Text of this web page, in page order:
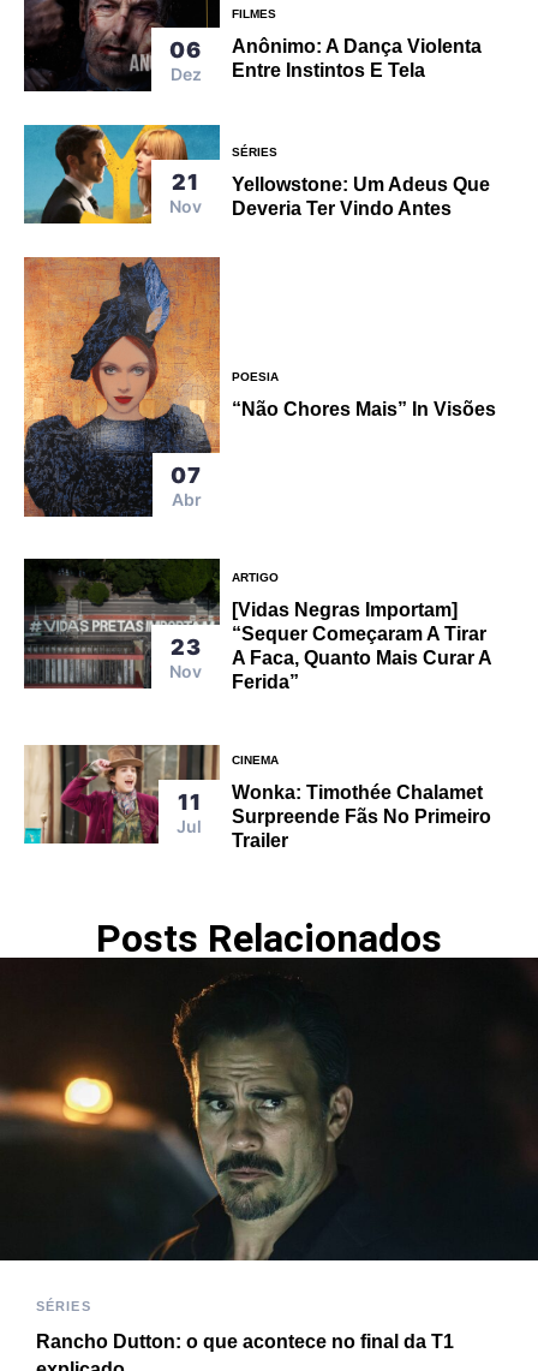
06
Dez
FILMES
Anônimo: A Dança Violenta
Entre Instintos E Tela
21
Nov
SÉRIES
Yellowstone: Um Adeus Que
Deveria Ter Vindo Antes
07
Abr
POESIA
“Não Chores Mais” In Visões
23
Nov
ARTIGO
[Vidas Negras Importam]
“Sequer Começaram A Tirar
A Faca, Quanto Mais Curar A
Ferida”
11
Jul
CINEMA
Wonka: Timothée Chalamet
Surpreende Fãs No Primeiro
Trailer
Posts Relacionados
SÉRIES
Rancho Dutton: o que acontece no final da T1